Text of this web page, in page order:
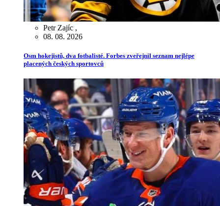
Petr Zajíc ,
08. 08. 2026
Osm hokejistů, dva fotbalisté. Forbes zveřejnil seznam nejlépe
placených českých sportovců